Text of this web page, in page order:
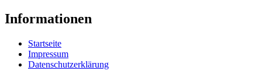
Informationen
Startseite
Impressum
Datenschutzerklärung